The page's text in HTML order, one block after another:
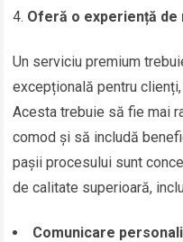
Oferă o experiență de
Un serviciu premium
excepțională pentru
Acesta trebuie să fie mai
comod și să includă
pașii procesului sunt
de calitate superioară,
Comunicare